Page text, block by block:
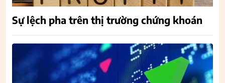
Sự lệch pha trên thị trường chứng khoán